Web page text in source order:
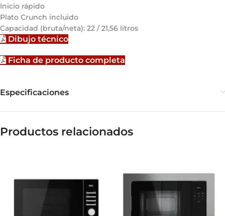
Inicio rápido
Plato Crunch incluido
Capacidad (bruta/neta): 22 / 21,56 litros
Dibujo técnico
Ficha de producto completa
Especificaciones
Productos relacionados